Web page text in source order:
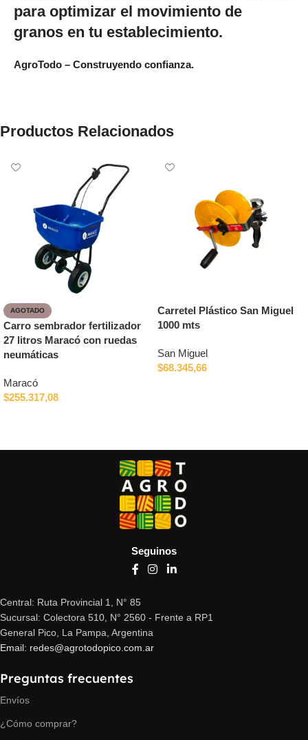
para optimizar el movimiento de
granos en tu establecimiento.
AgroTodo – Construyendo confianza.
Productos Relacionados
AGOTADO
Carro sembrador fertilizador
27 litros Maracó con ruedas
neumáticas
Maracó
$255.317,08
Carretel Plástico San Miguel
1000 mts
San Miguel
$68.345,66
Seguinos
Central: Ruta Provincial 1, N° 85
Sucursal: Colectora 510, N° 2560 - Frente a RP1
General Pico, La Pampa, Argentina
Email: redes@agrotodopico.com.ar
Preguntas frecuentes
Envíos
¿Cómo comprar?